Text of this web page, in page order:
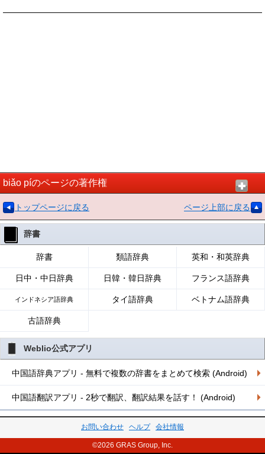
biǎo píのページの著作権
トップページに戻る ページ上部に戻る
辞書
辞書 類語辞典 英和・和英辞典
日中・中日辞典 日韓・韓日辞典 フランス語辞典
インドネシア語辞典 タイ語辞典 ベトナム語辞典
古語辞典
Weblio公式アプリ
中国語辞典アプリ - 無料で複数の辞書をまとめて検索 (Android)
中国語翻訳アプリ - 2秒で翻訳、翻訳結果を話す！ (Android)
お問い合わせ ヘルプ 会社情報
©2026 GRAS Group, Inc.